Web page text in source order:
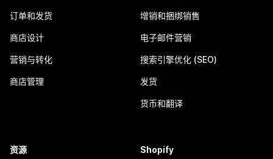
订单和发货
商店设计
营销与转化
商店管理
增销和捆绑销售
电子邮件营销
搜索引擎优化 (SEO)
发货
货币和翻译
资源 Shopify